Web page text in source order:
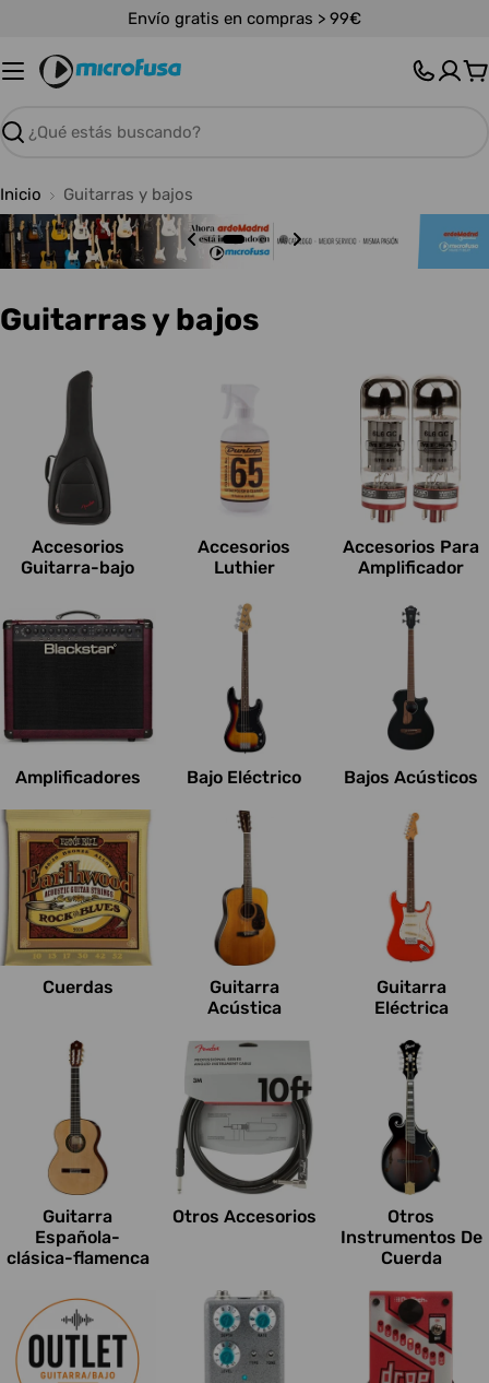
contenido
Envío gratis en compras > 99€
Buscar
Inicio Guitarras y bajos
C
e
s
:
Guitarras y bajos
Accesorios
Guitarra-bajo
Accesorios
Luthier
Accesorios Para
Amplificador
Amplificadores Bajo Eléctrico Bajos Acústicos
Cuerdas
Guitarra
Acústica
Guitarra
Eléctrica
Guitarra
Española-
clásica-flamenca
Otros Accesorios
Otros
Instrumentos De
Cuerda